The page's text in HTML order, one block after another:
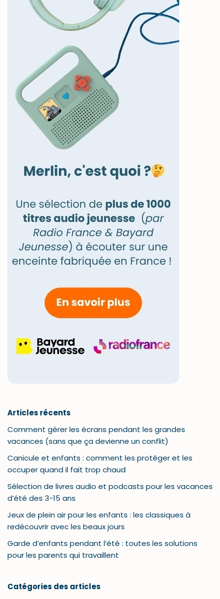
Articles récents
Comment gérer les écrans pendant les grandes
vacances (sans que ça devienne un conflit)
Canicule et enfants : comment les protéger et les
occuper quand il fait trop chaud
Sélection de livres audio et podcasts pour les vacances
d’été des 3-15 ans
Jeux de plein air pour les enfants : les classiques à
redécouvrir avec les beaux jours
Garde d’enfants pendant l’été : toutes les solutions
pour les parents qui travaillent
Catégories des articles